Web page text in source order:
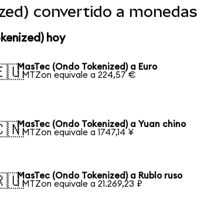
convertido a
hoy
MasTec (Ondo Tokenized) a Euro
1 MTZon equivale a 224,57 €
MasTec (Ondo Tokenized) a Yuan chino
1 MTZon equivale a 1747,14 ¥
MasTec (Ondo Tokenized) a Rublo ruso
1 MTZon equivale a 21.269,23 ₽